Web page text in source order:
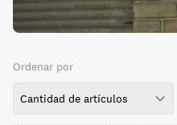
Ordenar por
Cantidad de artículos